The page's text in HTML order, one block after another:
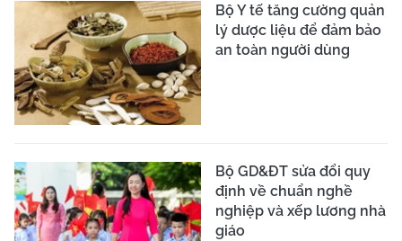
Bộ Y tế tăng cường quản
lý dược liệu để đảm bảo
an toàn người dùng
Bộ GD&ĐT sửa đổi quy
định về chuẩn nghề
nghiệp và xếp lương nhà
giáo